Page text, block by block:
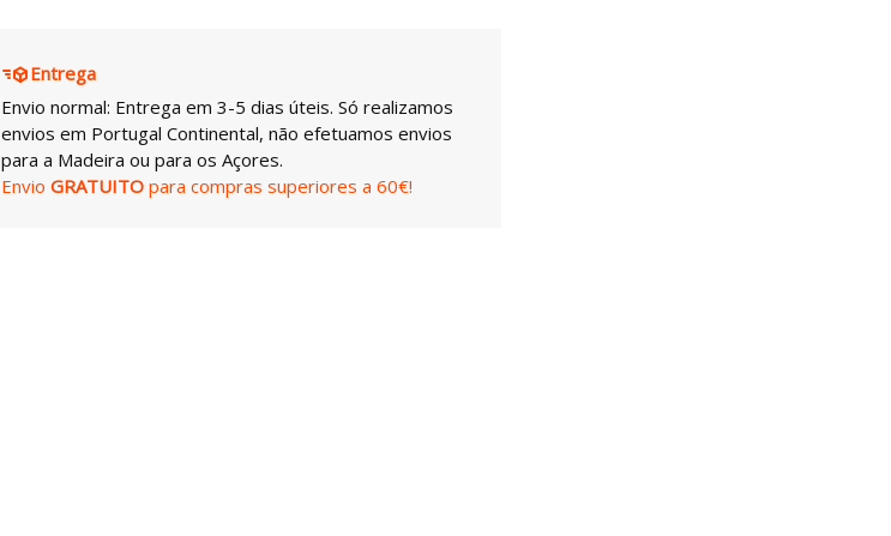
Entrega
Envio normal: Entrega em 3-5 dias úteis. Só realizamos
envios em Portugal Continental, não efetuamos envios
para a Madeira ou para os Açores.
Envio GRATUITOpara compras superiores a 60€!